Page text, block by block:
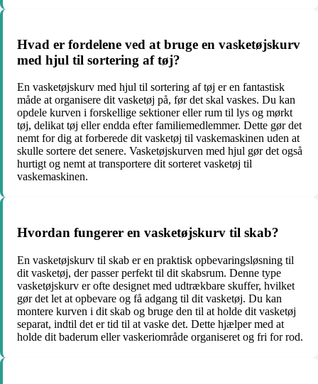
Hvad er fordelene ved at bruge en vasketøjskurv
med hjul til sortering af tøj?
En vasketøjskurv med hjul til sortering af tøj er en fantastisk
måde at organisere dit vasketøj på, før det skal vaskes. Du kan
opdele kurven i forskellige sektioner eller rum til lys og mørkt
tøj, delikat tøj eller endda efter familiemedlemmer. Dette gør det
nemt for dig at forberede dit vasketøj til vaskemaskinen uden at
skulle sortere det senere. Vasketøjskurven med hjul gør det også
hurtigt og nemt at transportere dit sorteret vasketøj til
vaskemaskinen.
Hvordan fungerer en vasketøjskurv til skab?
En vasketøjskurv til skab er en praktisk opbevaringsløsning til
dit vasketøj, der passer perfekt til dit skabsrum. Denne type
vasketøjskurv er ofte designet med udtrækbare skuffer, hvilket
gør det let at opbevare og få adgang til dit vasketøj. Du kan
montere kurven i dit skab og bruge den til at holde dit vasketøj
separat, indtil det er tid til at vaske det. Dette hjælper med at
holde dit baderum eller vaskeriområde organiseret og fri for rod.